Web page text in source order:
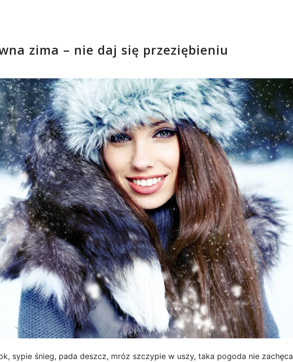
zima – nie daj się przeziębieniu
sypie śnieg, pada deszcz, mróz szczypie w uszy, taka pogoda nie zachęca